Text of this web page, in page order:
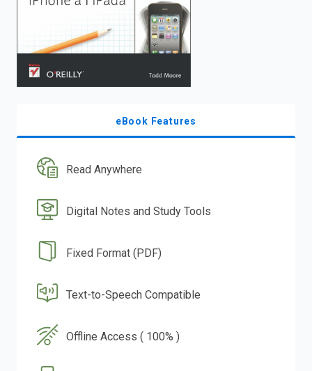
eBook Features
Read Anywhere
Digital Notes and Study Tools
Fixed Format (PDF)
Text-to-Speech Compatible
Offline Access ( 100% )